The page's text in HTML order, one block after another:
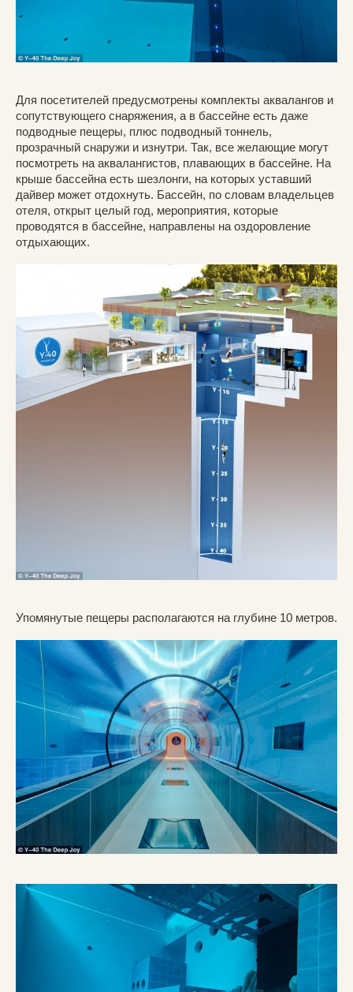
Для посетителей предусмотрены комплекты аквалангов и
сопутствующего снаряжения, а в бассейне есть даже
подводные пещеры, плюс подводный тоннель,
прозрачный снаружи и изнутри. Так, все желающие могут
посмотреть на аквалангистов, плавающих в бассейне. На
крыше бассейна есть шезлонги, на которых уставший
дайвер может отдохнуть. Бассейн, по словам владельцев
отеля, открыт целый год, мероприятия, которые
проводятся в бассейне, направлены на оздоровление
отдыхающих.
Упомянутые пещеры располагаются на глубине 10 метров.